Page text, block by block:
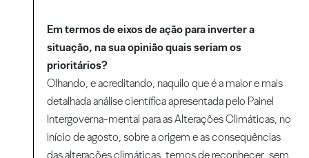
Em termos de eixos de ação para inverter a
situação, na sua opinião quais seriam os
prioritários?
Olhando, e acreditando, naquilo que é a maior e mais
detalhada análise científica apresentada pelo Painel
Intergoverna-mental para as Alterações Climáticas, no
início de agosto, sobre a origem e as consequências
das alterações climáticas, temos de reconhecer, sem